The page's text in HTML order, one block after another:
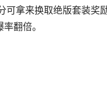
可拿来换取绝版套装奖
翻倍。